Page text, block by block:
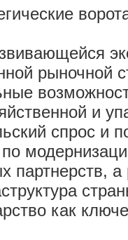
рыночной
и
спрос и
партнерств,
как